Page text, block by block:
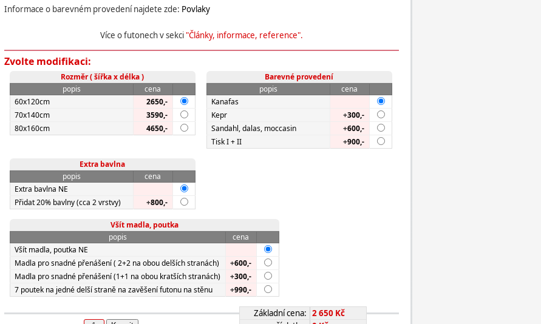
Informace o barevném provedení najdete zde: Povlaky
Více o futonech v sekci"Články, informace, reference".
Zvolte modifikaci:
Rozměr ( šířka x délka )
popis
cena
60x120cm
2650,-
70x140cm
3590,-
80x160cm
4650,-
Barevné provedení
popis
cena
Kanafas
Kepr
+300,-
Sandahl, dalas, moccasin
+600,-
Tisk I + II
+900,-
Extra bavlna
popis
cena
Extra bavlna NE
Přidat 20% bavlny (cca 2 vrstvy)
+800,-
Všít madla, poutka
popis
cena
Všít madla, poutka NE
Madla pro snadné přenášení ( 2+2 na obou delších stranách)
+600,-
Madla pro snadné přenášení (1+1 na obou kratších stranách)
+300,-
7 poutek na jedné delší straně na zavěšení futonu na stěnu
+990,-
Základní cena: 2 650 Kč